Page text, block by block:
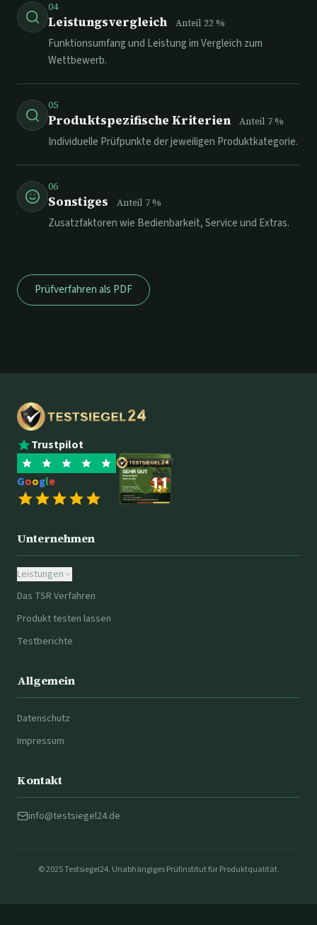
04
Leistungsvergleich Anteil 22%
Funktionsumfang und Leistung im Vergleich zum
Wettbewerb.
05
Produktspezifische Kriterien Anteil 7%
Individuelle Prüfpunkte der jeweiligen Produktkategorie.
06
Sonstiges Anteil 7%
Zusatzfaktoren wie Bedienbarkeit, Service und Extras.
Prüfverfahren als PDF
Trustpilot
Google
Unternehmen
Leistungen
Das TSR Verfahren
Produkt testen lassen
Testberichte
Allgemein
Datenschutz
Impressum
Kontakt
info@testsiegel24.de
© 2025 Testsiegel24. Unabhängiges Prüfinstitut für Produktqualität.